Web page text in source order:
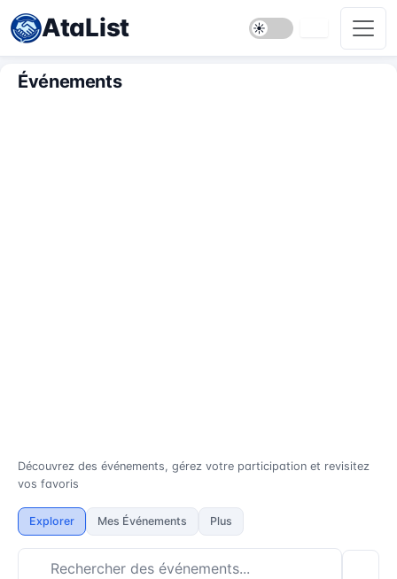
AtaList
Événements
Découvrez des événements, gérez votre participation et revisitez
vos favoris
Explorer Mes Événements Plus